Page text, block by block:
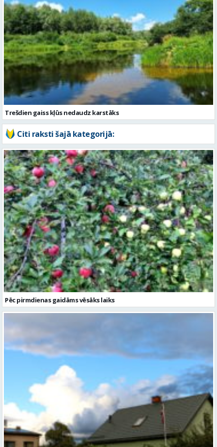
Trešdien gaiss kļūs nedaudz karstāks
Citi raksti šajā kategorijā:
Pēc pirmdienas gaidāms vēsāks laiks